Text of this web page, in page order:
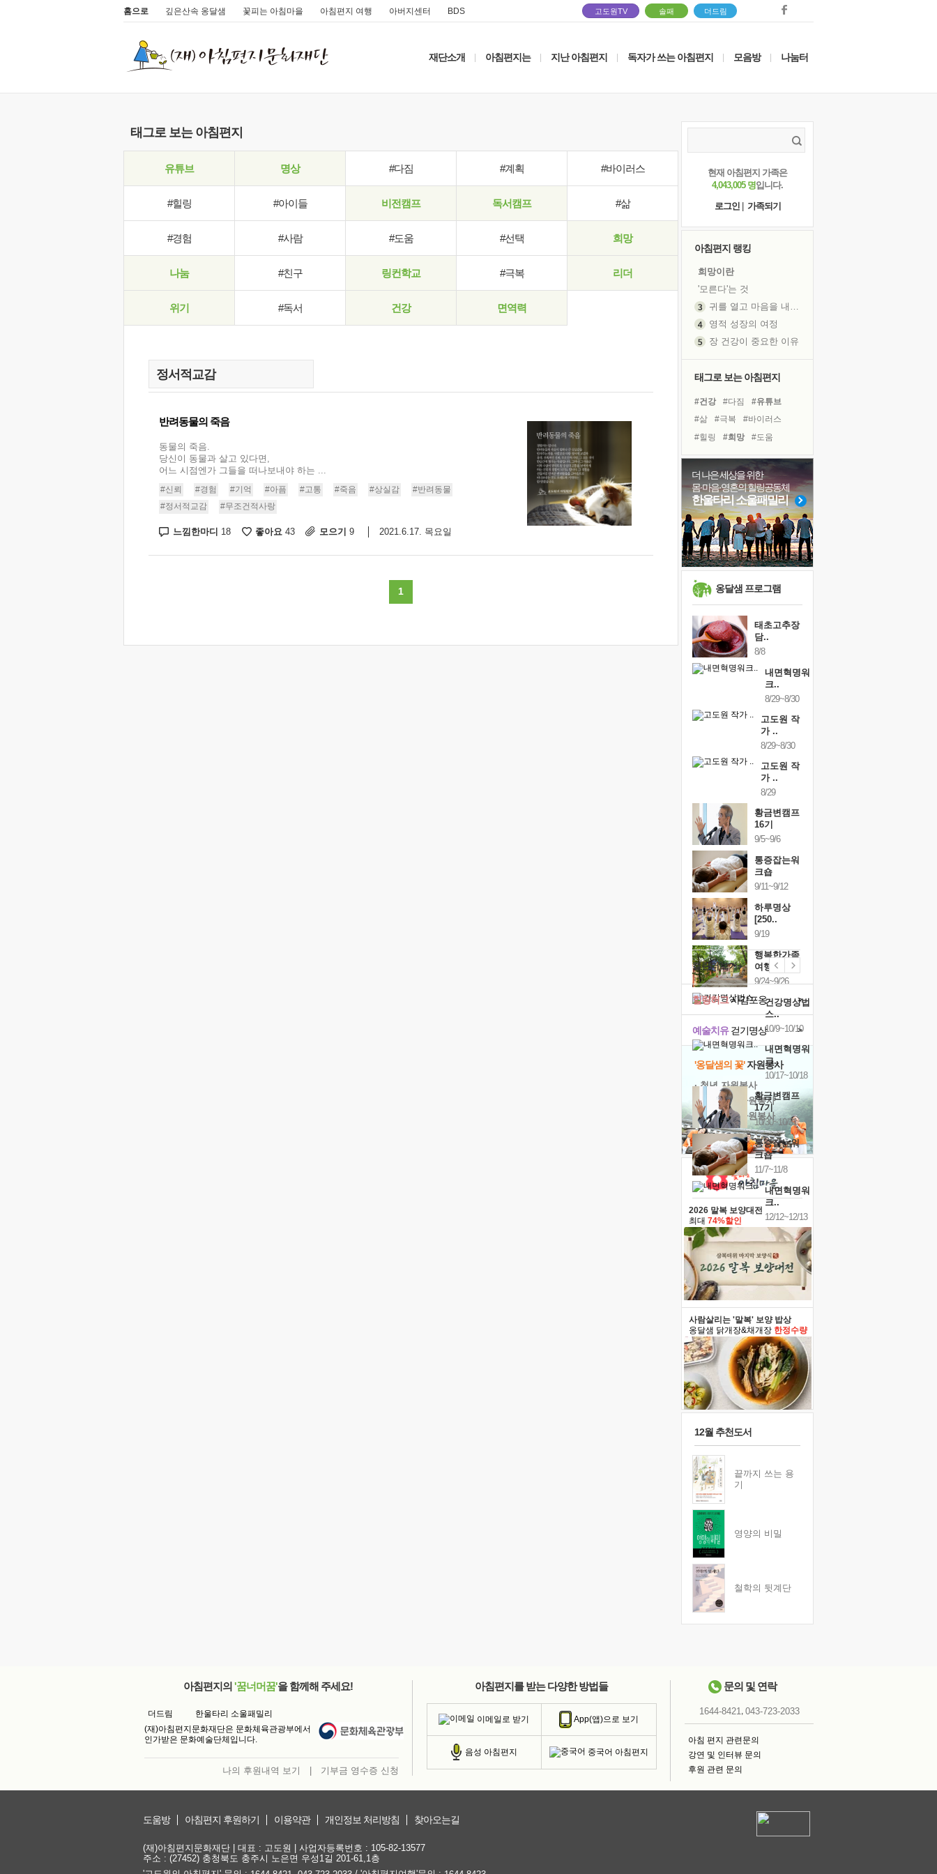
홈으로 깊은산속 옹달샘 꽃피는 아침마을 아침편지 여행 아버지센터 BDS 고도원TV 솔패 더드림
재단소개 아침편지는 지난 아침편지 독자가 쓰는 아침편지 모음방 나눔터
태그로 보는 아침편지
유튜브 명상 #다짐 #계획 #바이러스
#힐링 #아이들 비전캠프 독서캠프 #삶
#경험 #사람 #도움 #선택 희망
나눔 #친구 링컨학교 #극복 리더
위기 #독서 건강 면역력
반려동물의 죽음
동물의 죽음.
당신이 동물과 살고 있다면,
어느 시점엔가 그들을 떠나보내야 하는 ...
#신뢰 #경험 #기억 #아픔 #고통 #죽음 #상실감
#반려동물
#정서적교감
#무조건적사랑
느낌한마디 18 좋아요 43 모으기 9 2021.6.17. 목요일
1
현재 아침편지 가족은
4,043,005 명입니다.
로그인
가족되기
아침편지 랭킹
희망이란
'모른다'는 것
귀를 열고 마음을 내어주고
영적 성장의 여정
장 건강이 중요한 이유
흙이 된 몸으로 출근하는 여자
꿈이 실제가 되는 것
'말 타는 법'을 먼저
졸업식 사진을 보며
아픈 아버지를 위한 공간 설계
극심한 변비, 어깨결림, 수면 장애
보고 싶은 어머니
유년 시절의 부산 영도 바다
못된 꼰대들
거울 속의 나
태그로 보는 아침편지
#건강 #다짐
#유튜브
#삶
#극복
#바이러스
#힐링
#희망
#도움
#선택
#위기
#링컨학교
#경험
#면역력
#나눔
#독서캠프
#독서
#계획
#비전캠프
#사람 #명상
더 나은 세상을 위한
몸·마음·영혼의 힐링공동체
한울타리 소울패밀리
옹달샘 프로그램
태초고추장
담..
8/8
내면혁명워
크..
8/29~8/30
고도원 작
가 ..
8/29~8/30
고도원 작
가 ..
8/29
황금변캠프
16기
9/5~9/6
통증잡는워
크숍
9/11~9/12
하루명상
[250..
9/19
행복한가족
여행
9/24~9/26
건강명상법
스..
10/9~10/10
내면혁명워
크..
10/17~10/18
황금변캠프
17기
10/30~10/31
통증잡는워
크숍
11/7~11/8
내면혁명워
크..
12/12~12/13
캘린더보기+
예술치유걷기명상 >
힐링허그사감포옹 >
'옹달샘의 꽃'자원봉사
· 청년 자원봉사
· 금빛청년 자원봉사
· 음식연구 자원봉사
2026 말복 보양대전
최대 74%할인
사람살리는 '말복' 보양 밥상
옹달샘 닭개장&채개장 한정수량
12월 추천도서
끝까지 쓰는 용
기
영양의 비밀
철학의 뒷계단
아침편지의 '꿈너머꿈'을 함께해 주세요!
더드림
한울타리 소울패밀리
(재)아침편지문화재단은 문화체육관광부에서
인가받은 문화예술단체입니다.
나의 후원내역 보기 기부금 영수증 신청
아침편지를 받는 다양한 방법들
이메일로 받기 App(앱)으로 보기
음성 아침편지 중국어 아침편지
문의 및 연락
1644-8421, 043-723-2033
아침 편지 관련문의
강연 및 인터뷰 문의
후원 관련 문의
도움방 아침편지 후원하기 이용약관 개인정보 처리방침 찾아오는길
(재)아침편지문화재단 | 대표 : 고도원 | 사업자등록번호 : 105-82-13577
주소 : (27452) 충청북도 충주시 노은면 우성1길 201-61,1층